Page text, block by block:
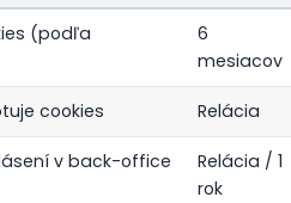
(podľa
6
mesiacov
cookies Relácia
v back-office
Relácia / 1
rok